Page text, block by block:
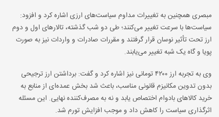
مبصری همچنین به تغییرات مداوم سیاست‌های ارزی اشاره کرد و افزود:
سیاست‌ها با سرعت تغییر می‌کنند؛ طی دو شب گذشته، تالارهای اول و دوم
ارز تحت تأثیر نوسان قرار گرفتند و مقررات صادرات و واردات نیز به صورت
پویا و گاه یک شبه تغییر می‌یابند.
وی به تجربه ارز ۴۲۰۰ تومانی نیز اشاره کرد و گفت: برداشتن ارز ترجیحی
بدون تدوین مکانیزم قانونی مناسب، باعث شد بخش عمده‌ای از منابع به
خرید کالاهای بادوام اختصاص یابد و نه به مصرف‌کننده نهایی. این مسئله
اثرگذاری سیاست را کاهش داد و موجب افزایش تورم شد.